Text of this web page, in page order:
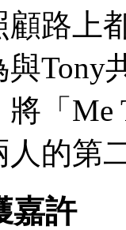
顧路上
與Tony
「Me
人的第
嘉許